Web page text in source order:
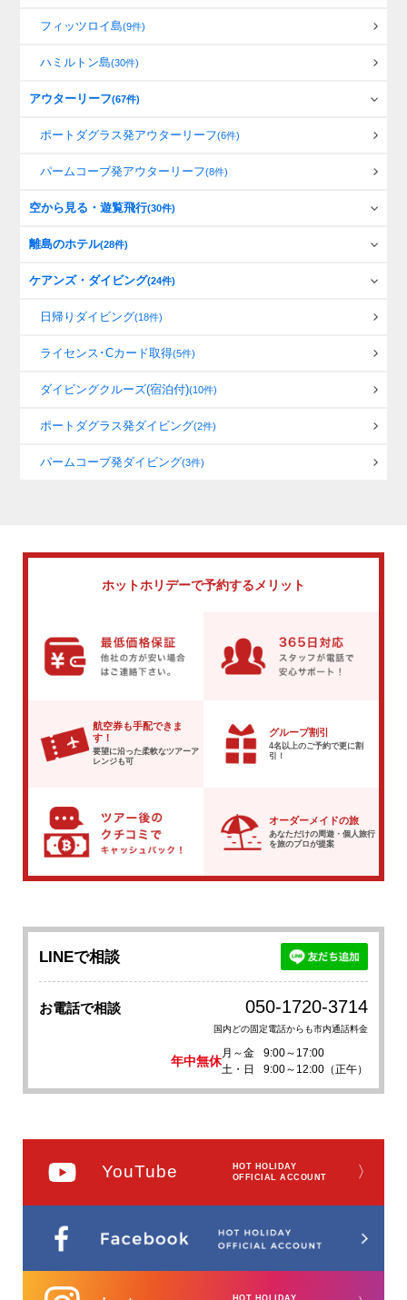
フィッツロイ島(9件)
ハミルトン島(30件)
アウターリーフ(67件)
ポートダグラス発アウターリーフ(6件)
パームコーブ発アウターリーフ(8件)
空から見る・遊覧飛行(30件)
離島のホテル(28件)
ケアンズ・ダイビング(24件)
日帰りダイビング(18件)
ライセンス･Cカード取得(5件)
ダイビングクルーズ(宿泊付)(10件)
ポートダグラス発ダイビング(2件)
パームコーブ発ダイビング(3件)
ホットホリデーで予約するメリット
航空券も手配できま
す！
要望に沿った柔軟なツアーア
レンジも可
グループ割引
4名以上のご予約で更に割
引！
オーダーメイドの旅
あなただけの周遊・個人旅行
を旅のプロが提案
LINEで相談
お電話で相談 050-1720-3714
国内どの固定電話からも市内通話料金
年中無休
月～金
9:00～17:00
土・日
9:00～12:00（正午）
YouTube
HOT HOLIDAY
OFFICIAL ACCOUNT
〉